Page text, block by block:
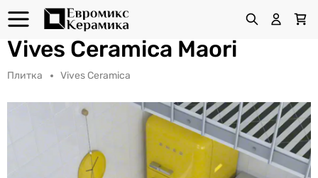
Vives Ceramica Maori
Плитка Vives Ceramica